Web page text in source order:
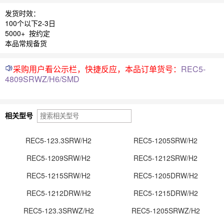
发货时效：
100个以下2-3日
5000+ 按约定
本品常规备货
采购用户看公示栏，快捷反应，本品订单货号： REC5-
4809SRWZ/H6/SMD
相关型号
REC5-123.3SRW/H2
REC5-1205SRW/H2
REC5-1209SRW/H2
REC5-1212SRW/H2
REC5-1215SRW/H2
REC5-1205DRW/H2
REC5-1212DRW/H2
REC5-1215DRW/H2
REC5-123.3SRWZ/H2
REC5-1205SRWZ/H2